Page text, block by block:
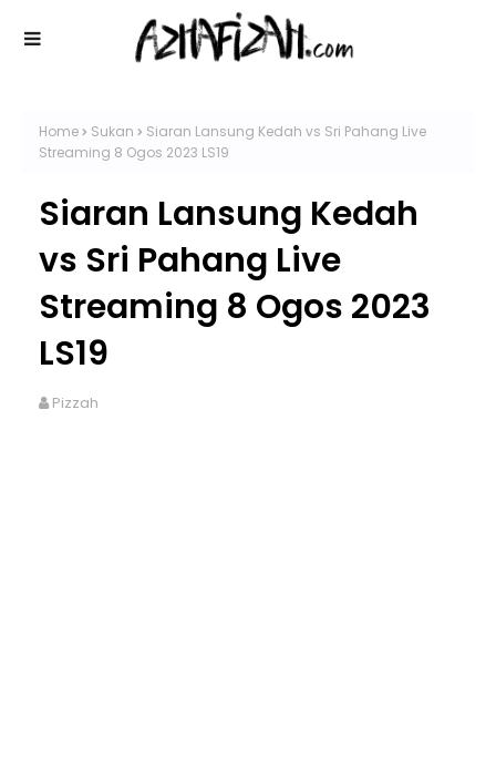
Home Sukan
Siaran Lansung Kedah vs Sri Pahang Live
Streaming 8 Ogos 2023 LS19
Siaran Lansung Kedah
vs Sri Pahang Live
Streaming 8 Ogos 2023
LS19
Pizzah